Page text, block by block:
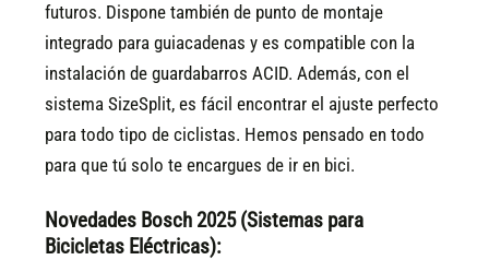
futuros. Dispone también de punto de montaje
integrado para guiacadenas y es compatible con la
instalación de guardabarros ACID. Además, con el
sistema SizeSplit, es fácil encontrar el ajuste perfecto
para todo tipo de ciclistas. Hemos pensado en todo
para que tú solo te encargues de ir en bici.
Novedades Bosch 2025 (Sistemas para
Bicicletas Eléctricas):